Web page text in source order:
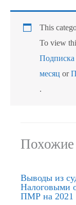
This
To view
Подписка
месяц or
.
Похожие
Выводы из
Налоговыми
ПМР на 2021